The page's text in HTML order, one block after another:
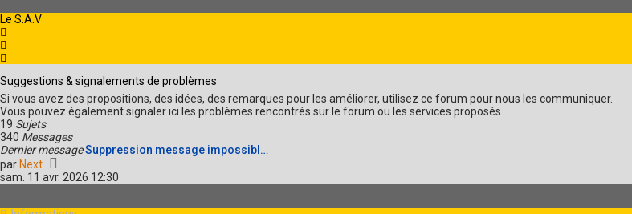
r
s
a
e
n
i
e
e
s
s
a
e
Le S.A.V
Suggestions & signalements de problèmes
Si vous avez des propositions, des idées, des remarques pour les améliorer, utilisez ce forum pour nous les communiquer.
Vous pouvez également signaler ici les problèmes rencontrés sur le forum ou les services proposés.
19 Sujets
340 Messages
Dernier messageSuppression message impossibl…
par Next
o
i
sam. 11 avr. 2026 12:30